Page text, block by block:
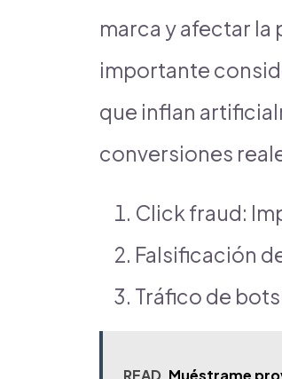
marca y afectar
importante
que inflan
conversiones
Click fraud:
Falsificación
Tráfico de
READ Muéstrame